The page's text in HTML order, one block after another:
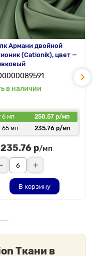
Армани двойной
(Cationik), цвет —
в наличии
6 мп
258.57 р/мп
65 мп
235.76 р/мп
235.76 р/мп
В корзину
Ткани в